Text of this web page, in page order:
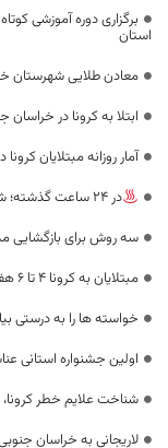
برگزاری دوره آموزشی
استان
معادن طلایی شهرستان
ابتلا به کرونا در خراسان جنوبی ۱۵ درصد
آمار روزانه مبتلایان
در 24 ساعت گذشته؛ شناسایی 4 بیمار جدید کرونا در خراسان جنوبی
سه روش برای بازگشایی
مبتلایان به کرونا ۴ تا ۶ هفته بعد از بهبودی می‌توانند واکسن تزریق کنند
خواسته ها را به درستی
اولین جشنواره استانی
شناخت علایم خطر
لاریجانی به خراسان